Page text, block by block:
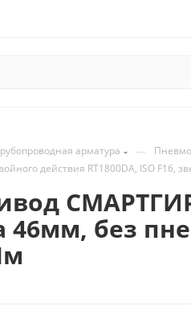
арматура —
действия RT1800DA, ISO F16,
СМАРТГИР
46мм, без